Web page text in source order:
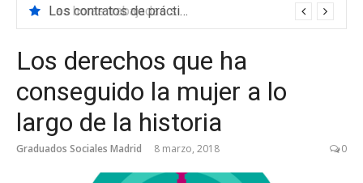
Sociales
Madrid
Los contratos de prácticas se convierten en indefinidos con mayor frecuencia de lo que creemos
Los derechos que ha
conseguido la mujer a lo
largo de la historia
Graduados Sociales Madrid 8 marzo, 2018 0